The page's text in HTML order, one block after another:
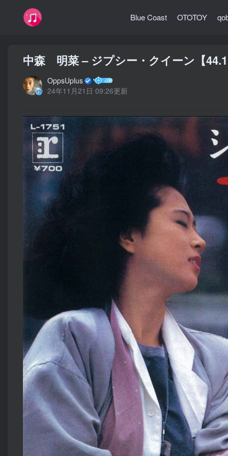
Blue Coast OTOTOY
中森 明菜 – ジプシー・クイーン【
OppsUplus
24年11月21日 09:26更新